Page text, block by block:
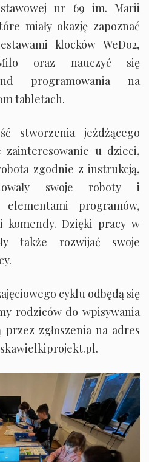
nr 69 im. Marii
miały okazję zapoznać
klocków WeDo2,
oraz nauczyć się
programowania na
tabletach.
stworzenia jeżdżącego
zainteresowanie u dzieci,
zgodnie z instrukcją,
swoje roboty i
elementami programów,
komendy. Dzięki pracy w
także rozwijać swoje
cyklu odbędą się
rodziców do wpisywania
zgłoszenia na adres